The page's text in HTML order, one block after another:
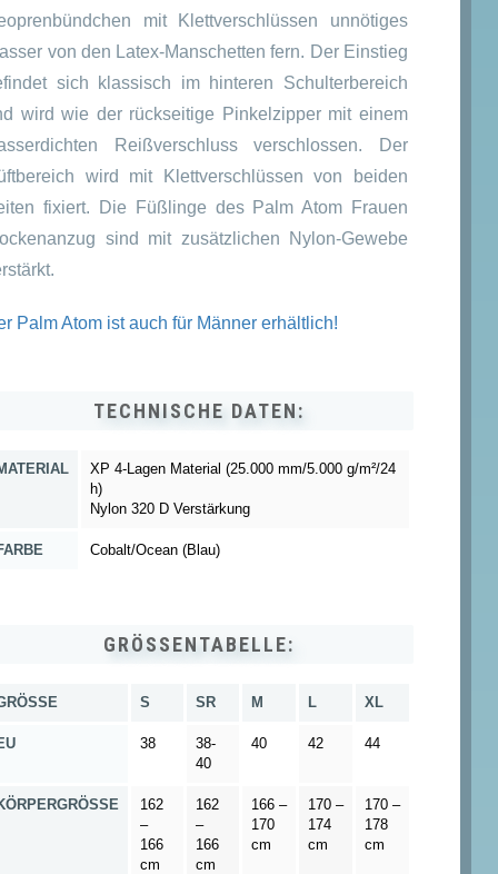
mit Klettverschlüssen unnötiges
von den Latex-Manschetten fern. Der Einstieg
sich klassisch im hinteren Schulterbereich
wird wie der rückseitige Pinkelzipper mit einem
Reißverschluss verschlossen. Der
wird mit Klettverschlüssen von beiden
fixiert. Die Füßlinge des Palm Atom Frauen
sind mit zusätzlichen Nylon-Gewebe
Palm Atom ist auch für Männer erhältlich!
TECHNISCHE DATEN:
XP 4-Lagen Material (25.000 mm/5.000 g/m²/24
h)
Nylon 320 D Verstärkung
Cobalt/Ocean (Blau)
GRÖSSENTABELLE:
S SR M L XL
38
38-
40
40 42 44
162
–
166
cm
162
–
166
cm
166 –
170
cm
170 –
174
cm
170 –
178
cm